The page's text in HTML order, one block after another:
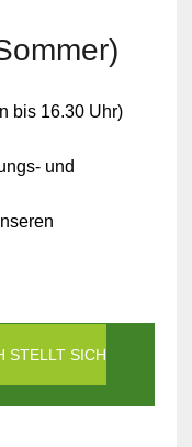
bis 16.30 Uhr)
und
STELLT SICH